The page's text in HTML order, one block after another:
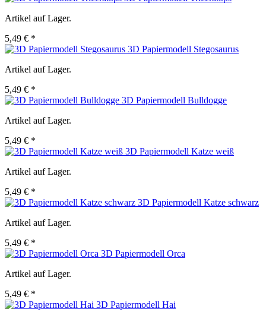
Artikel auf Lager.
5,49 € *
3D Papiermodell Stegosaurus
Artikel auf Lager.
5,49 € *
3D Papiermodell Bulldogge
Artikel auf Lager.
5,49 € *
3D Papiermodell Katze weiß
Artikel auf Lager.
5,49 € *
3D Papiermodell Katze schwarz
Artikel auf Lager.
5,49 € *
3D Papiermodell Orca
Artikel auf Lager.
5,49 € *
3D Papiermodell Hai